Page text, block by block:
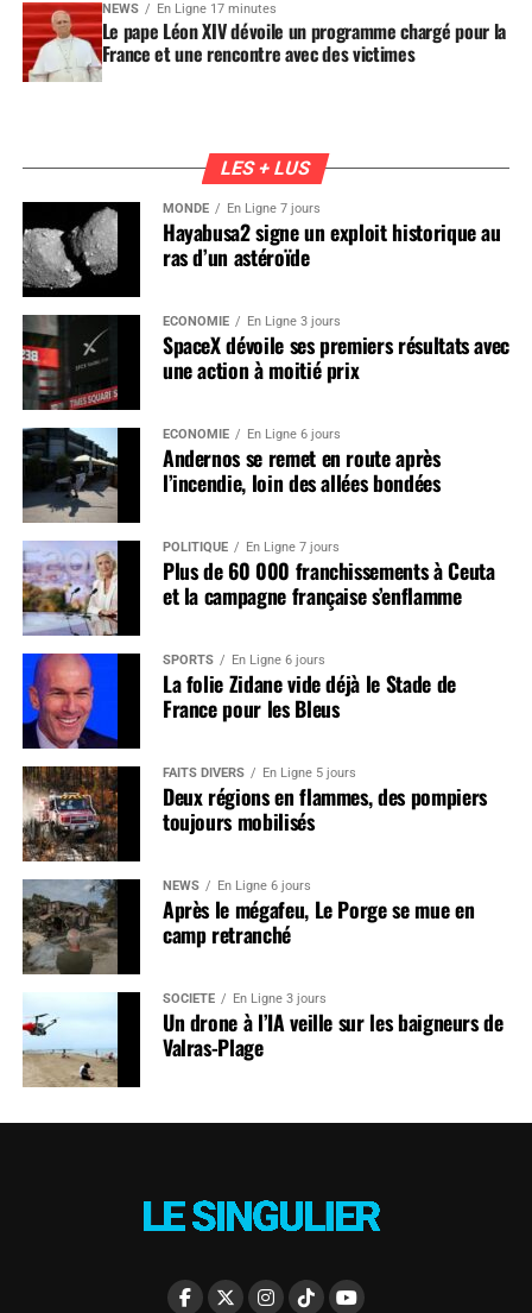
NEWS En Ligne 17 minutes
Le pape Léon XIV dévoile un programme chargé pour la
France et une rencontre avec des victimes
LES + LUS
MONDE En Ligne 7 jours
Hayabusa2 signe un exploit historique au
ras d’un astéroïde
ÉCONOMIE En Ligne 3 jours
SpaceX dévoile ses premiers résultats avec
une action à moitié prix
ÉCONOMIE En Ligne 6 jours
Andernos se remet en route après
l’incendie, loin des allées bondées
POLITIQUE En Ligne 7 jours
Plus de 60 000 franchissements à Ceuta
et la campagne française s’enflamme
SPORTS En Ligne 6 jours
La folie Zidane vide déjà le Stade de
France pour les Bleus
FAITS DIVERS En Ligne 5 jours
Deux régions en flammes, des pompiers
toujours mobilisés
NEWS En Ligne 6 jours
Après le mégafeu, Le Porge se mue en
camp retranché
SOCIÉTÉ En Ligne 3 jours
Un drone à l’IA veille sur les baigneurs de
Valras-Plage